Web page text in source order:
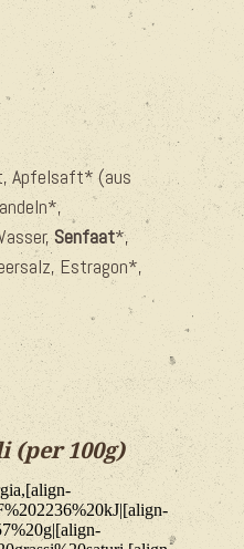
Apfelsaft* (aus
Senfaat*,
Estragon*,
(per 100g)